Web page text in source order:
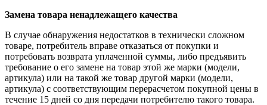
Замена товара ненадлежащего качества
В случае обнаружения недостатков в технически сложном
товаре, потребитель вправе отказаться от покупки и
потребовать возврата уплаченной суммы, либо предъявить
требование о его замене на товар этой же марки (модели,
артикула) или на такой же товар другой марки (модели,
артикула) с соответствующим перерасчетом покупной цены в
течение 15 дней со дня передачи потребителю такого товара.